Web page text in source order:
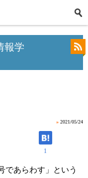
報学
» 2021/05/24
1
であらわす」という